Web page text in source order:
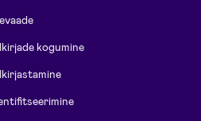
kogumine